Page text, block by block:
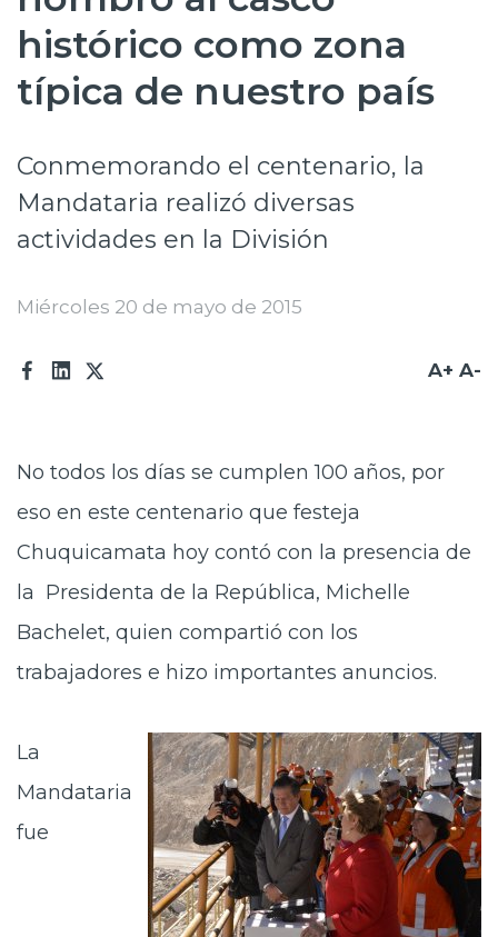
Trabaja en Codelco
Transparencia activa
Canales de denuncia
Proveedores
histórico como zona
típica de nuestro país
Conmemorando el centenario, la
Mandataria realizó diversas
actividades en la División
Miércoles 20 de mayo de 2015
A+ A-
No todos los días se cumplen 100 años, por
eso en este centenario que festeja
Chuquicamata hoy contó con la presencia de
la Presidenta de la República, Michelle
Bachelet, quien compartió con los
trabajadores e hizo importantes anuncios.
La
Mandataria
fue